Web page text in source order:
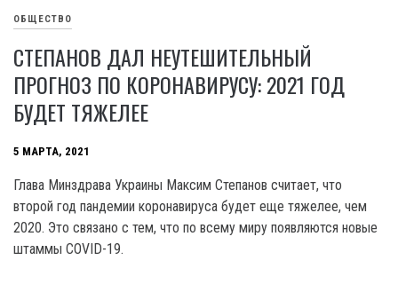
ОБЩЕСТВО
СТЕПАНОВ ДАЛ НЕУТЕШИТЕЛЬНЫЙ
ПРОГНОЗ ПО КОРОНАВИРУСУ: 2021 ГОД
БУДЕТ ТЯЖЕЛЕЕ
5 МАРТА, 2021
Глава Минздрава Украины Максим Степанов считает, что
второй год пандемии коронавируса будет еще тяжелее, чем
2020. Это связано с тем, что по всему миру появляются новые
штаммы COVID-19.